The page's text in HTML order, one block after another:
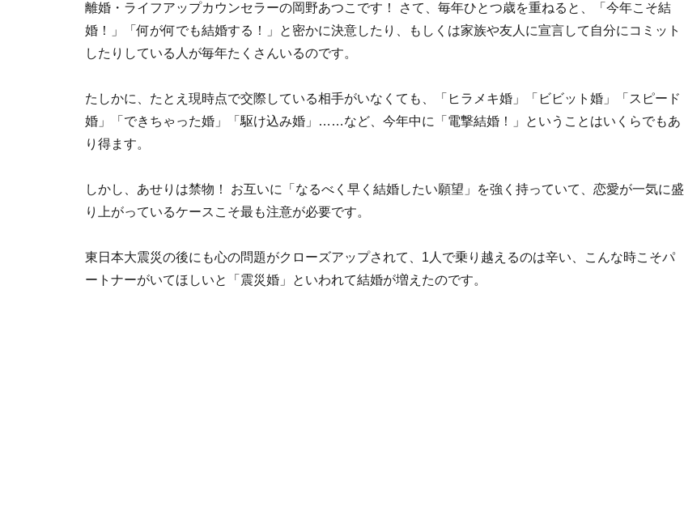
離婚・ライフアップカウンセラーの岡野あつこです！ さて、毎年ひとつ歳を重ねると、「今年こそ結
婚！」「何が何でも結婚する！」と密かに決意したり、もしくは家族や友人に宣言して自分にコミット
したりしている人が毎年たくさんいるのです。
たしかに、たとえ現時点で交際している相手がいなくても、「ヒラメキ婚」「ビビット婚」「スピード
婚」「できちゃった婚」「駆け込み婚」……など、今年中に「電撃結婚！」ということはいくらでもあ
り得ます。
しかし、あせりは禁物！ お互いに「なるべく早く結婚したい願望」を強く持っていて、恋愛が一気に盛
り上がっているケースこそ最も注意が必要です。
東日本大震災の後にも心の問題がクローズアップされて、1人で乗り越えるのは辛い、こんな時こそパ
ートナーがいてほしいと「震災婚」といわれて結婚が増えたのです。